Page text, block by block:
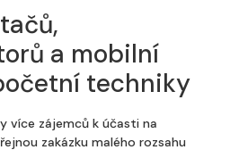
a mobilní
techniky
více zájemců k účasti na
zakázku malého rozsahu